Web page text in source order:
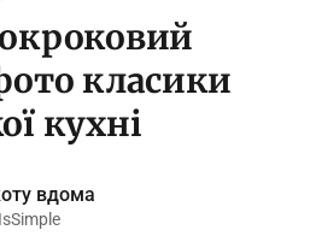
класики
кухні
вдома